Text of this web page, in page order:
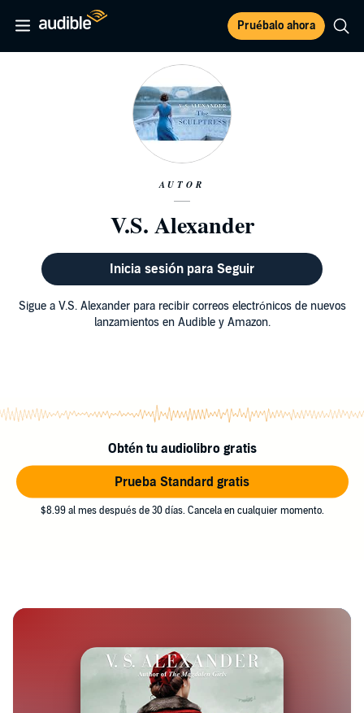
Pruébalo ahora
AUTOR
V.S. Alexander
Inicia sesión para Seguir
Sigue a V.S. Alexander para recibir correos electrónicos de nuevos
lanzamientos en Audible y Amazon.
Obtén tu audiolibro gratis
Prueba Standard gratis
$8.99 al mes después de 30 días. Cancela en cualquier momento.